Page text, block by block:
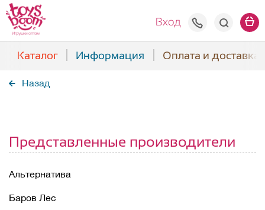
Вход +7(938)
Каталог Информация Оплата и доставка
Назад
Представленные производители
Альтернатива
Баров Лес